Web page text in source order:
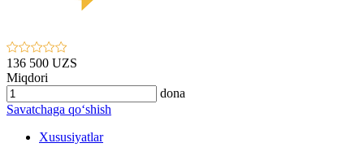
136 500 UZS
Miqdori
dona
Savatchaga qo‘shish
Xususiyatlar